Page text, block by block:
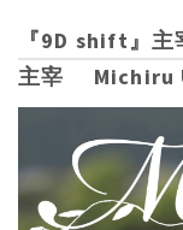
『9D shift』
主宰 Michiru